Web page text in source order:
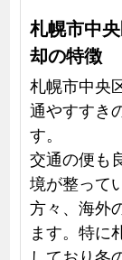
札幌市中
却の特徴
札幌市中央
通やすすき
す。
交通の便も
境が整って
方々、海外
ます。特に